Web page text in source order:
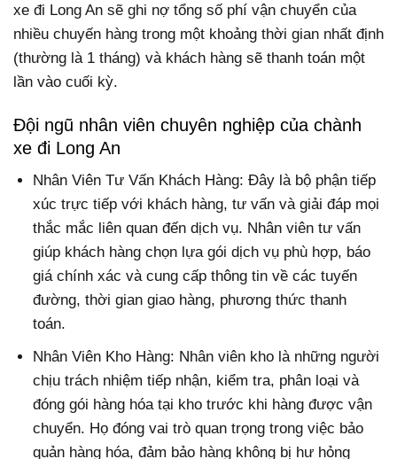
xe đi Long An sẽ ghi nợ tổng số phí vận chuyển của
nhiều chuyến hàng trong một khoảng thời gian nhất định
(thường là 1 tháng) và khách hàng sẽ thanh toán một
lần vào cuối kỳ.
Đội ngũ nhân viên chuyên nghiệp của chành
xe đi Long An
Nhân Viên Tư Vấn Khách Hàng: Đây là bộ phận tiếp
xúc trực tiếp với khách hàng, tư vấn và giải đáp mọi
thắc mắc liên quan đến dịch vụ. Nhân viên tư vấn
giúp khách hàng chọn lựa gói dịch vụ phù hợp, báo
giá chính xác và cung cấp thông tin về các tuyến
đường, thời gian giao hàng, phương thức thanh
toán.
Nhân Viên Kho Hàng: Nhân viên kho là những người
chịu trách nhiệm tiếp nhận, kiểm tra, phân loại và
đóng gói hàng hóa tại kho trước khi hàng được vận
chuyển. Họ đóng vai trò quan trọng trong việc bảo
quản hàng hóa, đảm bảo hàng không bị hư hỏng